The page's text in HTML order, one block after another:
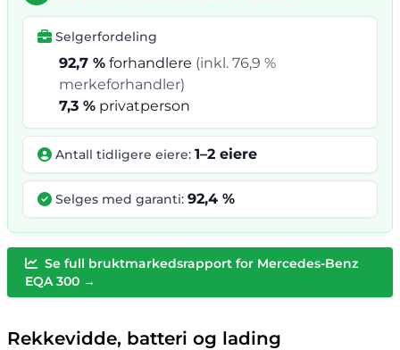
Selgerfordeling
92,7 % forhandlere (inkl. 76,9 %
merkeforhandler)
7,3 % privatperson
Antall tidligere eiere: 1–2 eiere
Selges med garanti: 92,4 %
Se full bruktmarkedsrapport for Mercedes-Benz
EQA 300 →
Rekkevidde, batteri og lading